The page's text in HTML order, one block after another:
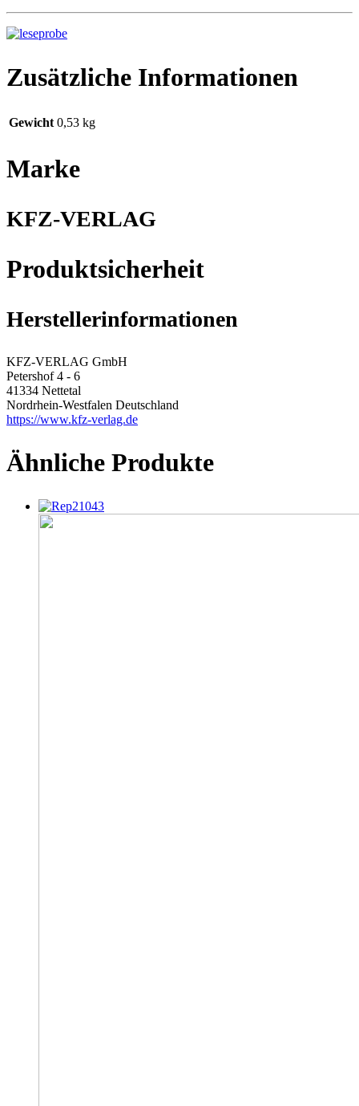
Zusätzliche Informationen
Gewicht 0,53 kg
Marke
KFZ-VERLAG
Produktsicherheit
Herstellerinformationen
KFZ-VERLAG GmbH
Petershof 4 - 6
41334 Nettetal
Nordrhein-Westfalen Deutschland
https://www.kfz-verlag.de
Ähnliche Produkte